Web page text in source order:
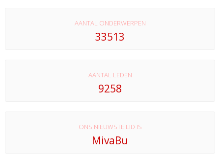
AANTAL ONDERWERPEN
33513
AANTAL LEDEN
9258
ONS NIEUWSTE LID IS
MivaBu